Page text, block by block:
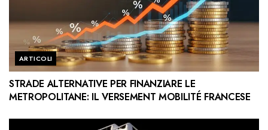
ARTICOLI
STRADE ALTERNATIVE PER FINANZIARE LE
METROPOLITANE: IL VERSEMENT MOBILITÉ FRANCESE